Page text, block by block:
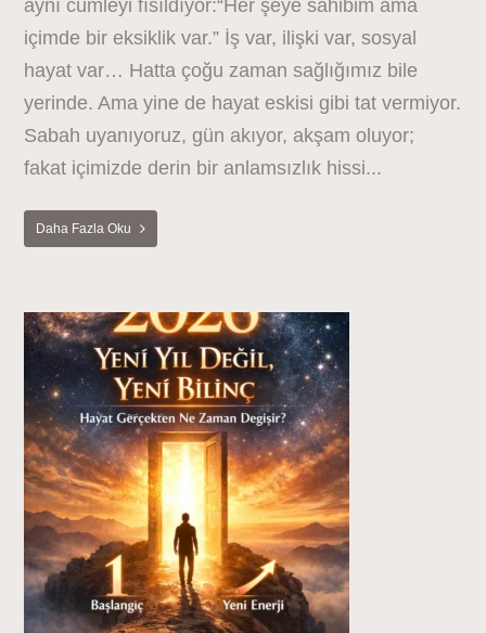
aynı cümleyi fısıldıyor:“Her şeye sahibim ama
içimde bir eksiklik var.” İş var, ilişki var, sosyal
hayat var… Hatta çoğu zaman sağlığımız bile
yerinde. Ama yine de hayat eskisi gibi tat vermiyor.
Sabah uyanıyoruz, gün akıyor, akşam oluyor;
fakat içimizde derin bir anlamsızlık hissi...
Daha Fazla Oku